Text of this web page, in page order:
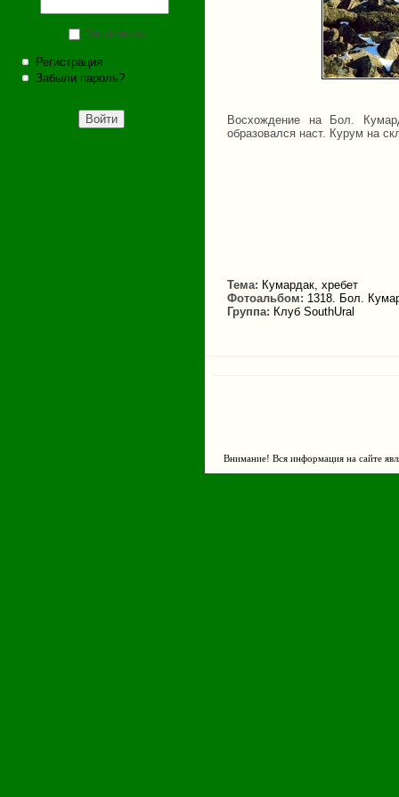
Запомнить
Регистрация
Забыли пароль?
Восхождение на Бол.
образовался наст. Курум на
Тема: Кумардак, хребет
Фотоальбом: 1318. Бол.
Группа: Клуб SouthUral
Внимание! Вся информация на сайте